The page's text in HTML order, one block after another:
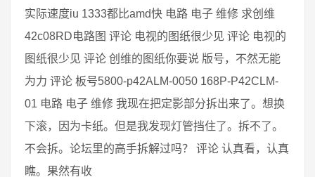
实际速度iu 1333都比amd快 电路 电子 维修 求创维
42c08RD电路图 评论 电视的图纸很少见 评论 电视的
图纸很少见 评论 创维的图纸你要说 版号，不然无能
为力 评论 板号5800-p42ALM-0050 168P-P42CLM-
01 电路 电子 维修 我现在把定影部分拆出来了。想换
下滚，因为卡纸。但是我发现灯管挡住了。拆不了。
不会拆。论坛里的高手拆解过吗？ 评论 认真看，认真
瞧。果然有收